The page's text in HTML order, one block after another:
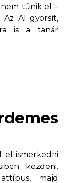
tűnik el –
Az AI gyorsít,
is a tanár
el ismerkedni
kezdeni.
majd